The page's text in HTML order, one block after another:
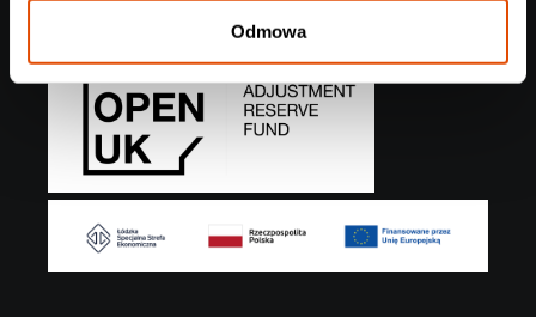
Odmowa